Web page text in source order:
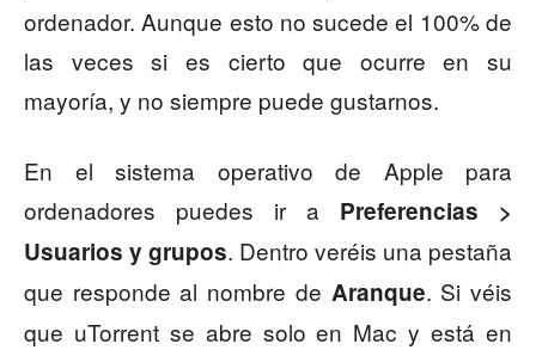
ordenador. Aunque esto no sucede el 100% de
las veces si es cierto que ocurre en su
mayoría, y no siempre puede gustarnos.
En el sistema operativo de Apple para
ordenadores puedes ir a Preferencias >
Usuarios y grupos. Dentro veréis una pestaña
que responde al nombre de Aranque. Si véis
que uTorrent se abre solo en Mac y está en